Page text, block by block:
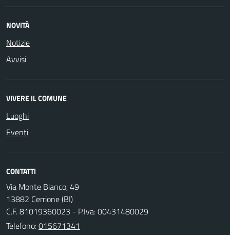
NOVITÀ
Notizie
Avvisi
VIVERE IL COMUNE
Luoghi
Eventi
CONTATTI
Via Monte Bianco, 49
13882 Cerrione (BI)
C.F. 81019360023 - P.Iva: 00431480029
Telefono:015671341